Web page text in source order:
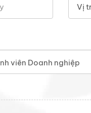
viên Doanh nghiệp